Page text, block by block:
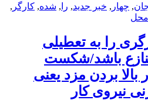
, چهار , خبر جدید, را , شده, کارگر ,
محل
را به تعطیلی
باشد/شکست
بالا بردن مزد یعنی
نیروی کار